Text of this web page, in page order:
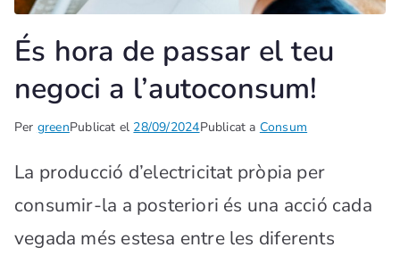
És hora de passar el teu
negoci a l’autoconsum!
Per greenPublicat el 28/09/2024Publicat a Consum
La producció d’electricitat pròpia per
consumir-la a posteriori és una acció cada
vegada més estesa entre les diferents